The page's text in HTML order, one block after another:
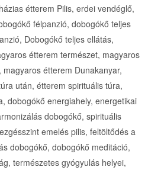
étterem Pilis, erdei vendéglő,
félpanzió, dobogókő teljes
Dobogókő teljes ellátás,
étterem természet, magyaros
étterem Dunakanyar,
után, étterem spirituális túra,
dobogókő energiahely, energetikai
dobogókő, spirituális
emelés pilis, feltöltődés a
dobogókő, dobogókő meditáció,
természetes gyógyulás helyei,